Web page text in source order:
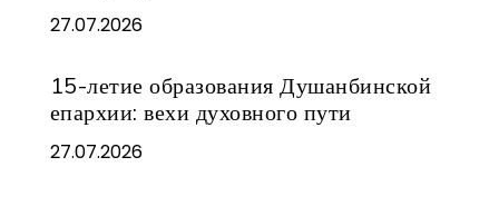
27.07.2026
15-летие образования Душанбинской
епархии: вехи духовного пути
27.07.2026